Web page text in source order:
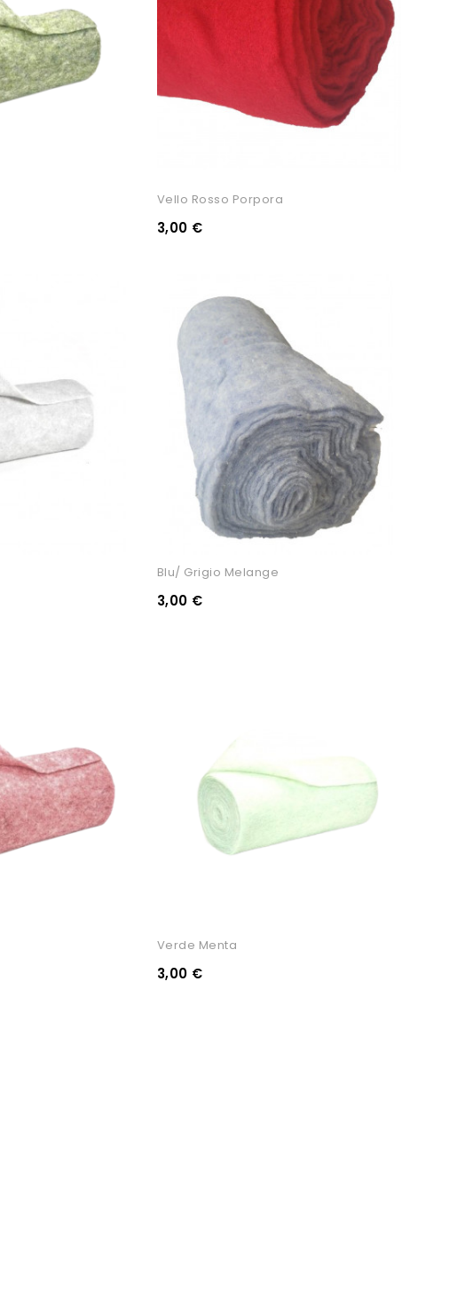
Vello Rosso Porpora
3,00 €
Blu/ Grigio Melange
3,00 €
Verde Menta
3,00 €